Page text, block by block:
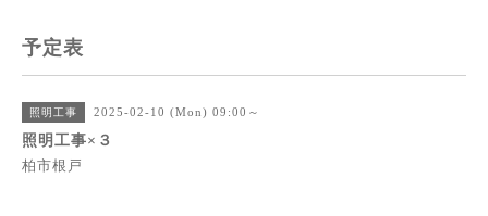
予定表
照明工事 2025-02-10 (Mon) 09:00～
照明工事×３
柏市根戸